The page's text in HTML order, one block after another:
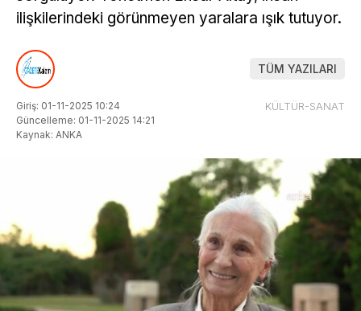
ilişkilerindeki görünmeyen yaralara ışık tutuyor.
TÜM YAZILARI
Giriş: 01-11-2025 10:24
Güncelleme: 01-11-2025 14:21
Kaynak: ANKA
KÜLTÜR-SANAT